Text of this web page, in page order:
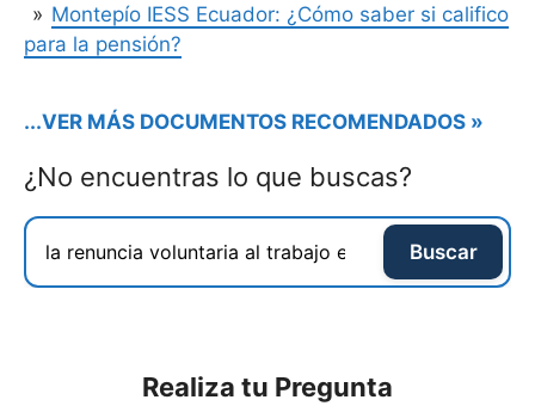
Montepío IESS Ecuador: ¿Cómo saber si califico
para la pensión?
...VER MÁS DOCUMENTOS RECOMENDADOS »
¿No encuentras lo que buscas?
Buscar
Realiza tu Pregunta